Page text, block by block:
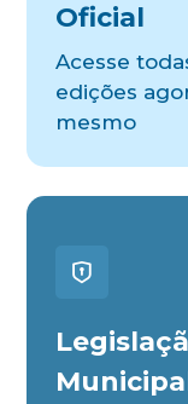
Oficial
Acesse
edições
mesmo